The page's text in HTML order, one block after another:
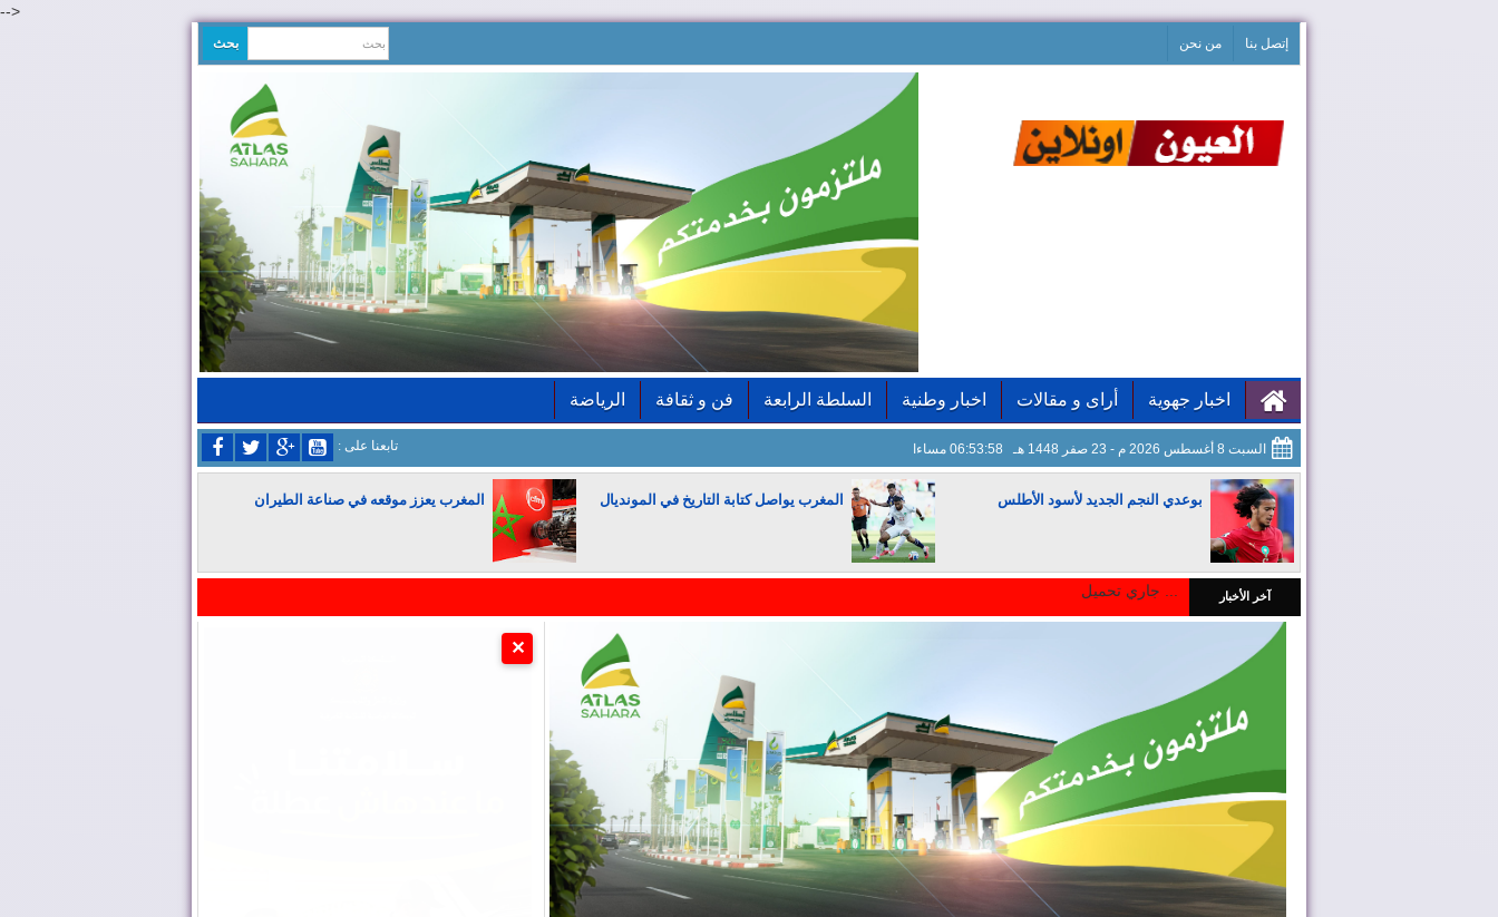
-->
إتصل بنا من نحن
اخبار جهوية أراى و مقالات اخبار وطنية السلطة الرابعة فن و ثقافة الرياضة
السبت 8 أغسطس 2026 م - 23 صفر 1448 هـ 06:53:59 مساءا : تابعنا على
بوعدي النجم الجديد لأسود الأطلس المغرب يواصل كتابة التاريخ في المونديال المغرب يعزز موقعه في صناعة الطيران
المغرب يجذب كبار المستثمرين آخر الأخبار
✕